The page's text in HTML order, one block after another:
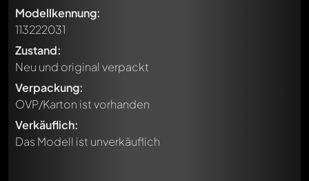
Modellkennung:
113222031
Zustand:
Neu und original verpackt
Verpackung:
OVP/Karton ist vorhanden
Verkäuflich:
Das Modell ist unverkäuflich